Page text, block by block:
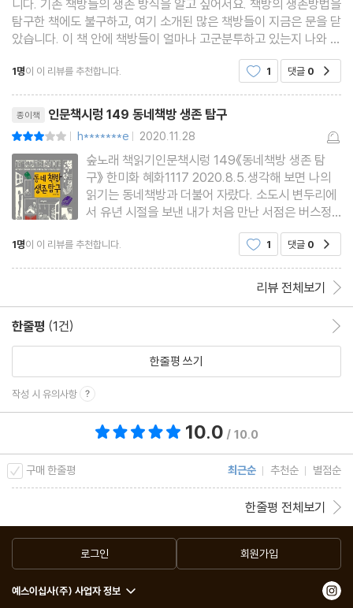
의 선봉에는 출판사와 책방 사이에 존재하는 공급률이 있다. 여기에
공정을 추구한 현장에서는 유령 책방이 생겨났고, 새로운 시도 앞에
다양한 폐해가 등장했다. 온갖 다툼과 편법으로 오늘도 동네책방의
피로감은 높아져만 간다.”
06 피할 수 없는 이야기, 도서정가제
“도서정가제를 둘러싼 현실적 이해 관계는 복잡하다. 이대로라면 오
로지 베스트셀러만이 살 만한 책의 기준이 될 것이라는 점은 분명하
다. 그런 세상의 책은 얼마나 별 볼 일 없겠는가. 책방이야말로 책의
07 생존을 향한 물음, 이미 시작한 작은 날갯짓
“‘나만의 책방’이 지닌 색깔을 지키려는 노력이 개성 있는 책방을 향
한 첫걸음이자 모두를 위한 길이라는 걸 아는 일들이 질문을 이미 시
작했고, 나름의 답을 찾고 있다. 힘들어도 이런 노력만이 생존을 가
능케하는 발판일 수밖에 없다. 생존 가능성은 여기에서부터 찾아야
한다.”
“혼자 읽던 책을 함께 읽는 세상이 되었다. 오늘 우리의 책방은 미래
의 독자를 만들기 위해 어떻게 노력할 것인가. 동네책방이 나아갈 방
니다. 기존 책방들의 생존 방식을 알고 싶어서요. 책방의 생존방법을
탐구한 책에도 불구하고, 여기 소개된 많은 책방들이 지금은 문을 닫
았습니다. 이 책 안에 책방들이 얼마나 고군분투하고 있는지 나와 있
는데, 그럼에도 불구하고 문을 닫았다니... 씁쓸하네요. 정말 책방지
1명이 이 리뷰를 추천합니다. 1 댓글 0
종이책 인문책시렁 149 동네책방 생존 탐구
| h*******e | 2020.11.28
숲노래 책읽기인문책시렁 149《동네책방 생존 탐
구》 한미화 혜화1117 2020.8.5.생각해 보면 나의
읽기는 동네책방과 더불어 자랐다. 소도시 변두리에
서 유년 시절을 보낸 내가 처음 만난 서점은 버스정
류장 근처 고갯마루에 있던 작은 책방이다. (4쪽)동
네책방이 필요한 독자는 대략 두 가지 유형으로 거칠
1명이 이 리뷰를 추천합니다. 1 댓글 0
리뷰 전체보기
한줄평 (1건)
한줄평 쓰기
작성 시 유의사항
10.0 / 10.0
구매 한줄평 최근순 추천순 별점순
한줄평 전체보기
로그인 회원가입
예스이십사(주) 사업자 정보